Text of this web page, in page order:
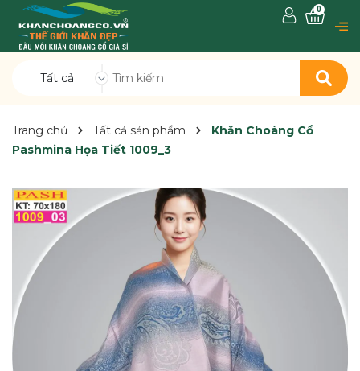
Tất cả
0
Trang chủ Tất cả sản phẩm
Khăn Choàng Cổ
Pashmina Họa Tiết 1009_3